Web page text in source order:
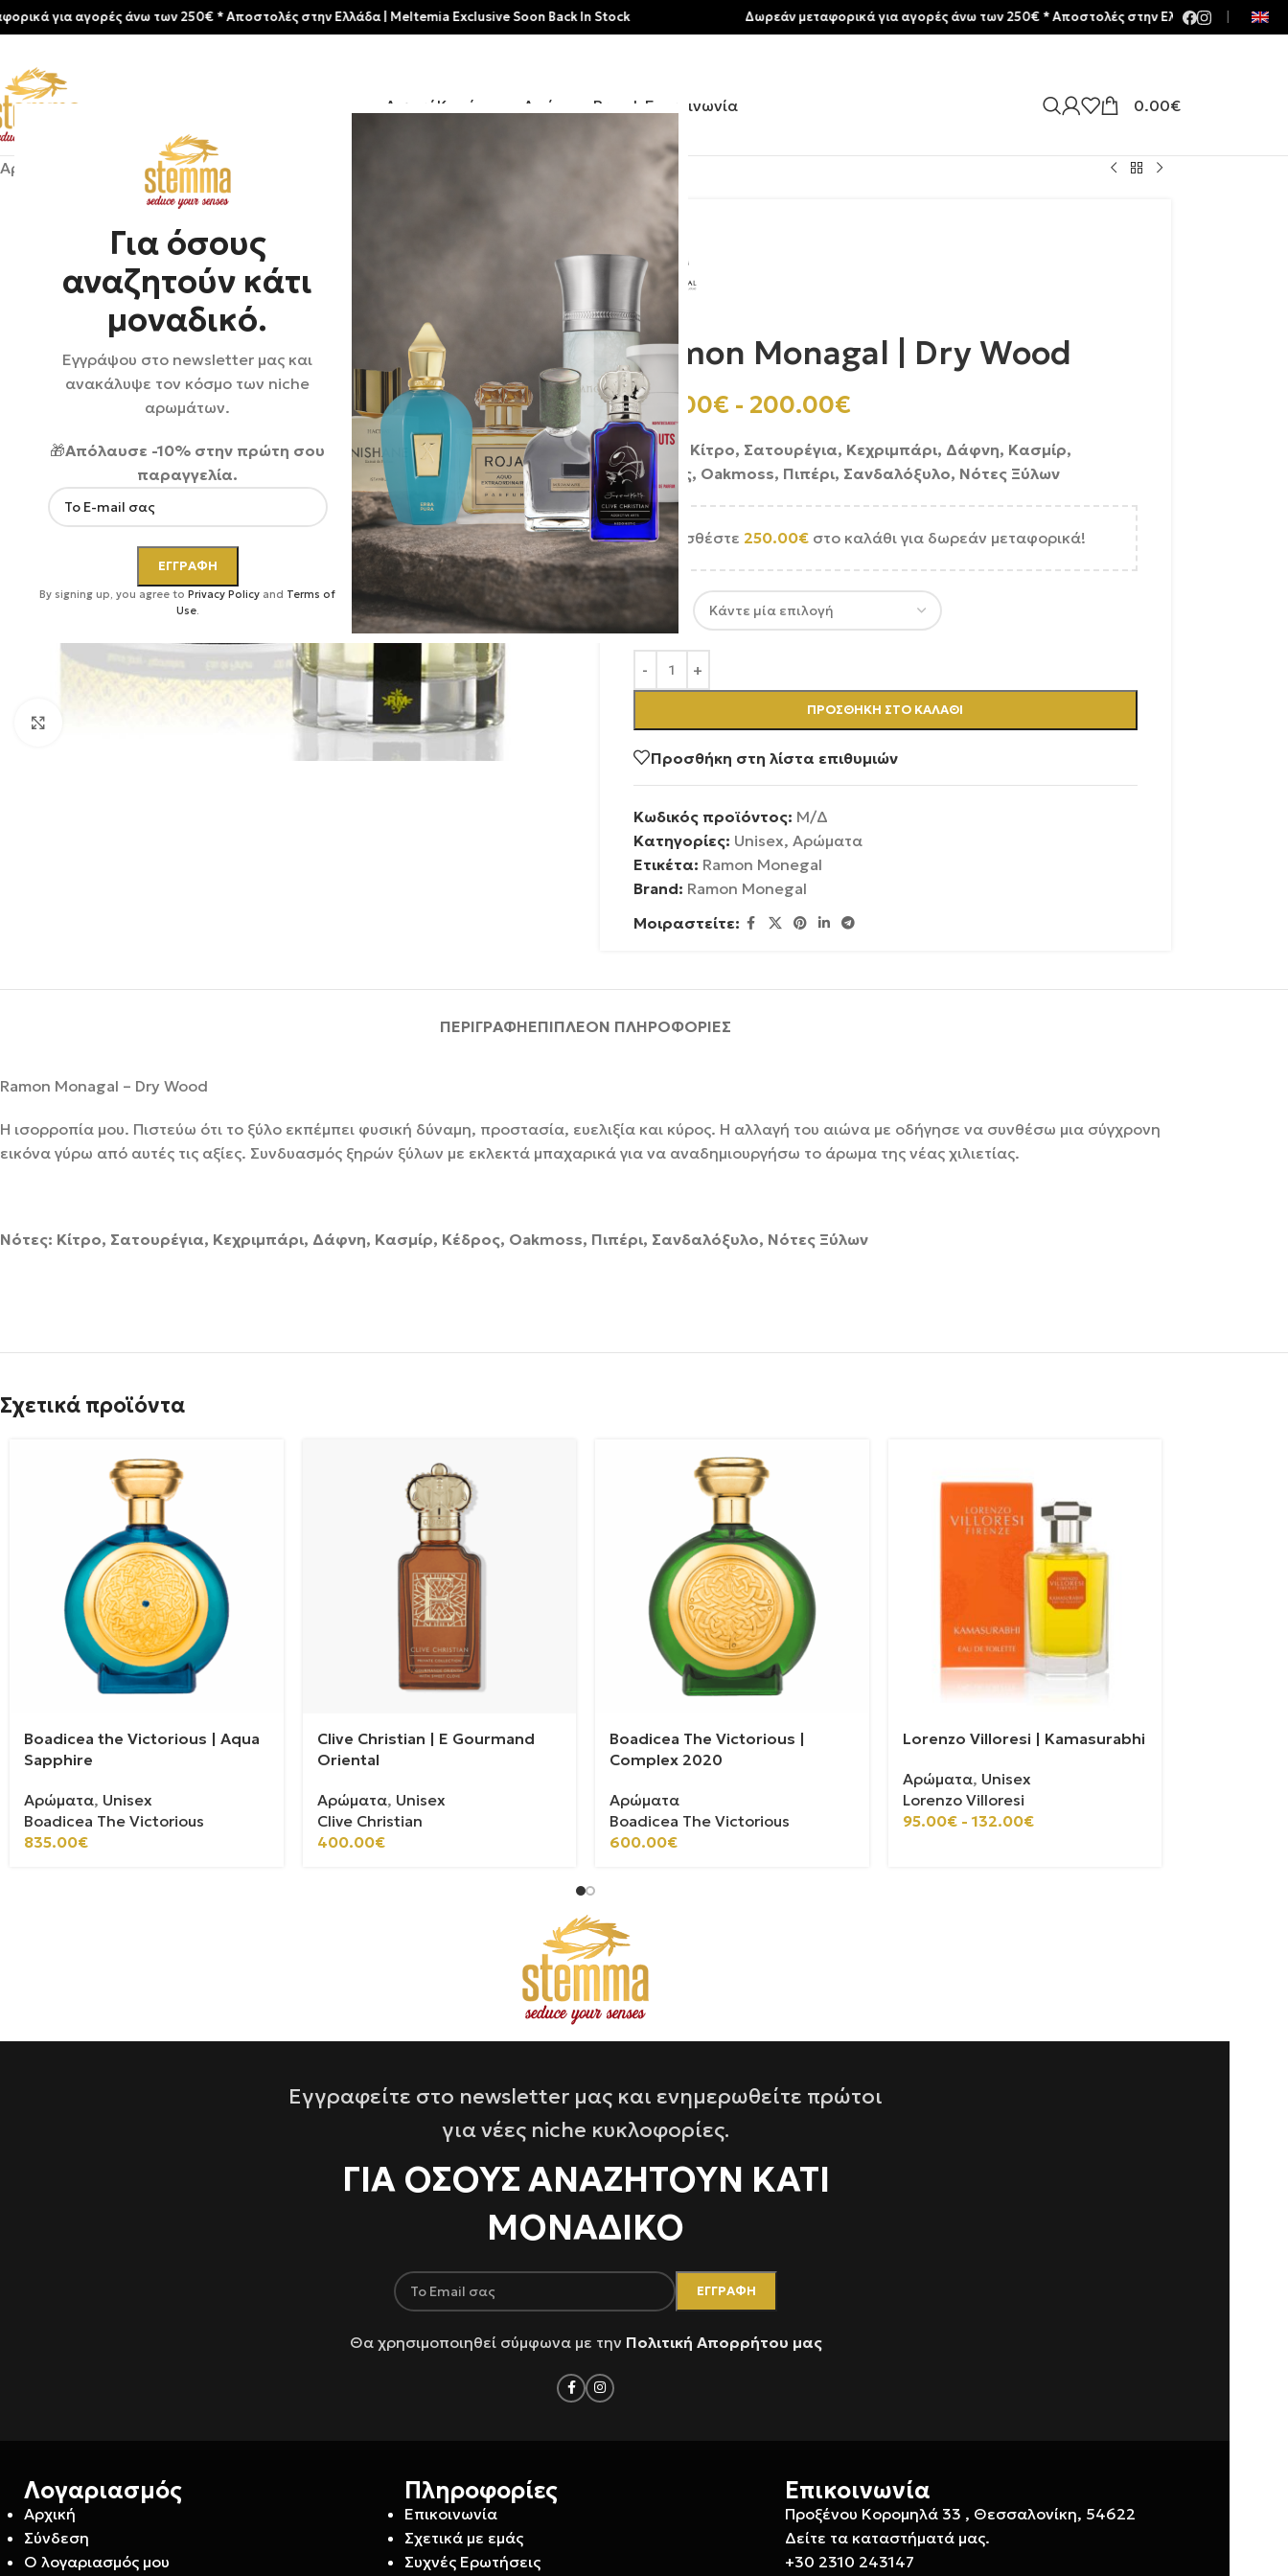
Για όσους
αναζητούν κάτι
μοναδικό.
Εγγράψου στο newsletter μας και
ανακάλυψε τον κόσμο των niche
αρωμάτων.
🎁Απόλαυσε -10% στην πρώτη σου
παραγγελία.
By signing up, you agree toPrivacy Policy and Terms of
Use.
Αρχική Κατάστημα Αρώματα Brands Επικοινωνία 0.00€
Αρχική σελίδα Shop/Αρώματα/
Ramon Monagal | Dry Wood
145.00€ - 200.00€
Νότες: Κίτρο, Σατουρέγια, Κεχριμπάρι, Δάφνη, Κασμίρ,
Κέδρος, Oakmoss, Πιπέρι, Σανδαλόξυλο, Νότες Ξύλων
Προσθέστε 250.00€στο καλάθι για δωρεάν μεταφορικά!
ΠΡΟΣΘΉΚΗ ΣΤΟ ΚΑΛΆΘΙ
Προσθήκη στη λίστα επιθυμιών
Κωδικός προϊόντος: Μ/Δ
Κατηγορίες: Unisex, Αρώματα
Ετικέτα: Ramon Monegal
Brand: Ramon Monegal
Μοιραστείτε:
ΠΕΡΙΓΡΑΦΉΕΠΙΠΛΈΟΝ ΠΛΗΡΟΦΟΡΊΕΣ
Ramon Monagal – Dry Wood
Η ισορροπία μου. Πιστεύω ότι το ξύλο εκπέμπει φυσική δύναμη, προστασία, ευελιξία και κύρος. Η αλλαγή του αιώνα με οδήγησε να συνθέσω μια σύγχρονη
εικόνα γύρω από αυτές τις αξίες. Συνδυασμός ξηρών ξύλων με εκλεκτά μπαχαρικά για να αναδημιουργήσω το άρωμα της νέας χιλιετίας.
Νότες: Κίτρο, Σατουρέγια, Κεχριμπάρι, Δάφνη, Κασμίρ, Κέδρος, Oakmoss, Πιπέρι, Σανδαλόξυλο, Νότες Ξύλων
Σχετικά προϊόντα
Boadicea the Victorious | Aqua
Sapphire
Αρώματα, Unisex
Boadicea The Victorious
835.00€
Clive Christian | E Gourmand
Oriental
Αρώματα, Unisex
Clive Christian
400.00€
Boadicea The Victorious |
Complex 2020
Αρώματα
Boadicea The Victorious
600.00€
Lorenzo Villoresi | Kamasurabhi
Αρώματα, Unisex
Lorenzo Villoresi
95.00€ - 132.00€
Εγγραφείτε στο newsletter μας και ενημερωθείτε πρώτοι
για νέες niche κυκλοφορίες.
ΓΙΑ ΌΣΟΥΣ ΑΝΑΖΗΤΟΥΝ ΚΑΤΙ
ΜΟΝΑΔΙΚΟ
Θα χρησιμοποιηθεί σύμφωνα με την Πολιτική Απορρήτου μας
Λογαριασμός
Αρχική
Σύνδεση
Ο λογαριασμός μου
Πληροφορίες
Επικοινωνία
Σχετικά με εμάς
Συχνές Ερωτήσεις
Επικοινωνία
Προξένου Κορομηλά 33 , Θεσσαλονίκη, 54622
Δείτε τα καταστήματά μας.
+30 2310 243147
αγορές άνω των 250€ * Aποστολές στην Ελλάδα | Meltemia Exclusive Soon Back In Stock Δωρεάν μεταφορικά για αγορές άνω των 250€ * Aποστολές στην Ελλάδα | Meltemia